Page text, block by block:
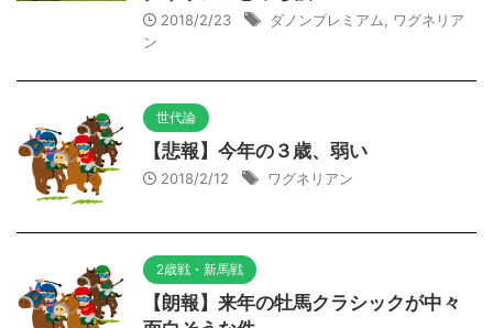
2018/2/23 ダノンプレミアム
ワグネリア
ン
世代論
【悲報】今年の３歳、弱い
2018/2/12 ワグネリアン
2歳戦・新馬戦
【朗報】来年の牡馬クラシックが中々